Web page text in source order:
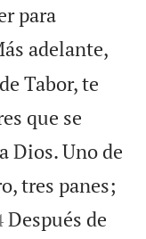
para
adelante,
Tabor, te
que se
Dios. Uno de
tres panes;
Después de